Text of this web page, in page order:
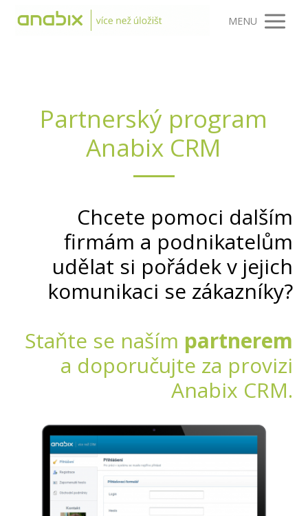
MENU
Partnerský program
Anabix CRM
Chcete pomoci dalším
firmám a podnikatelům
udělat si pořádek v jejich
komunikaci se zákazníky?
Staňte se naším partnerem
a doporučujte za provizi
Anabix CRM.